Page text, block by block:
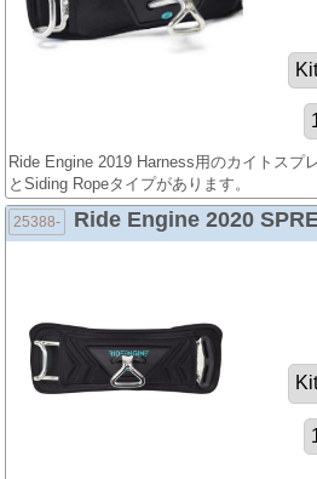
Ride Engine 2019 Harness用のカイトスプ
とSiding Ropeタイプがあります。
25388- Ride Engine 2020